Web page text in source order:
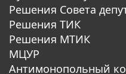
Решения Совета
Решения ТИК
Решения МТИК
МЦУР
Антимонопольный